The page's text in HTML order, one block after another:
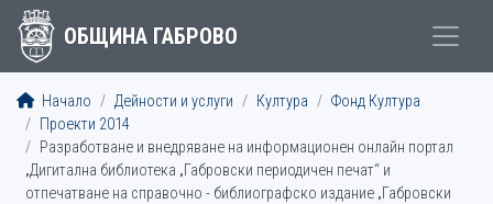
ОБЩИНА ГАБРОВО
Начало Дейности и услуги Култура
Фонд Култура
Проекти 2014
Разработване и внедряване на информационен онлайн портал
„Дигитална библиотека „Габровски периодичен печат“ и
отпечатване на справочно - библиографско издание „Габровски